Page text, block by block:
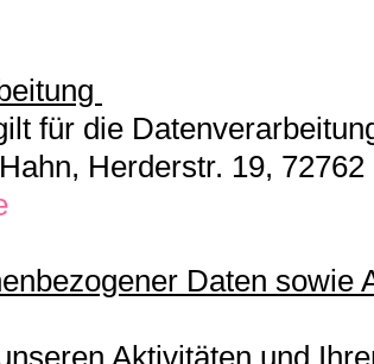
für die
Herderstr. 19,
Daten sowie